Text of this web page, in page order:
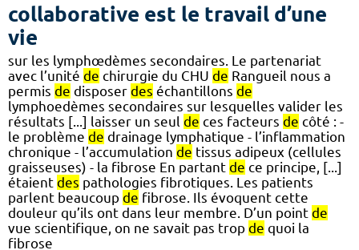
collaborative est le travail d’une
vie
sur les lymphœdèmes secondaires. Le partenariat
avec l’unité de chirurgie du CHU de Rangueil nous a
permis de disposer des échantillons de
lymphoedèmes secondaires sur lesquelles valider les
résultats [...] laisser un seul de ces facteurs de côté : -
le problème de drainage lymphatique - l’inflammation
chronique - l’accumulation de tissus adipeux (cellules
graisseuses) - la fibrose En partant de ce principe, [...]
étaient des pathologies fibrotiques. Les patients
parlent beaucoup de fibrose. Ils évoquent cette
douleur qu’ils ont dans leur membre. D’un point de
vue scientifique, on ne savait pas trop de quoi la
fibrose